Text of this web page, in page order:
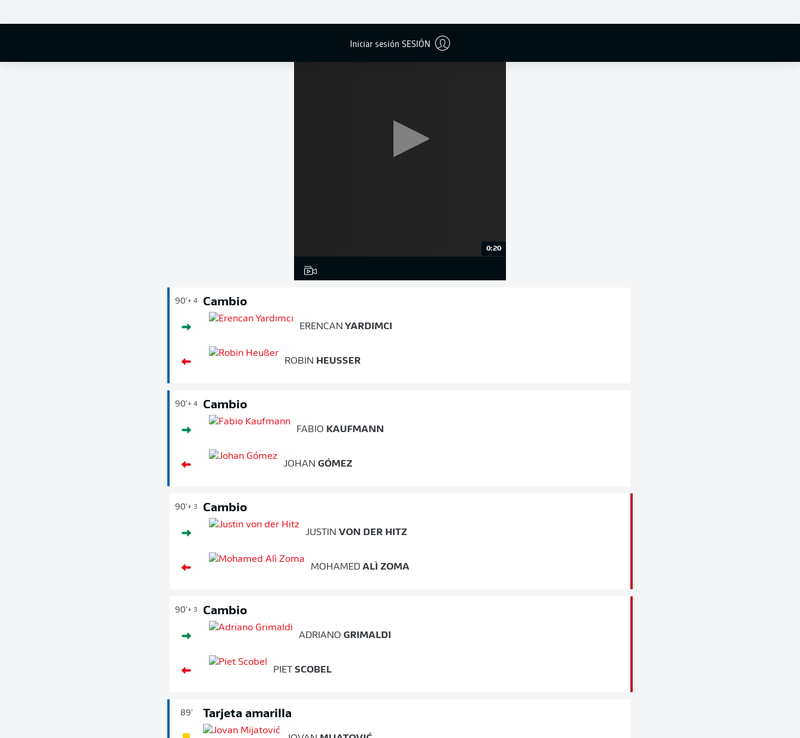
Iniciar sesión SESIÓN
0:20
90'+ 4 Cambio
ERENCAN YARDIMCI
ROBIN HEUSSER
90'+ 4 Cambio
FABIO KAUFMANN
JOHAN GÓMEZ
90'+ 3 Cambio
JUSTIN VON DER HITZ
MOHAMED ALÌ ZOMA
90'+ 3 Cambio
ADRIANO GRIMALDI
PIET SCOBEL
89' Tarjeta amarilla